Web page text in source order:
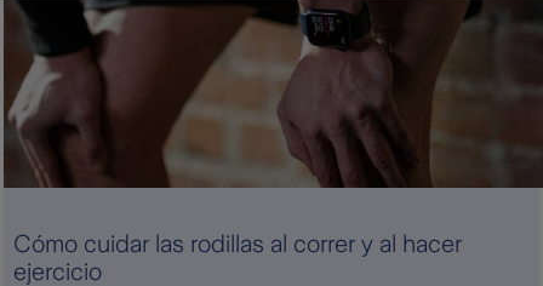
Cómo cuidar las rodillas al correr y al hacer
ejercicio